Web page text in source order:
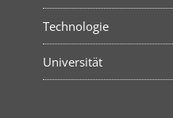
Technologie
Universität